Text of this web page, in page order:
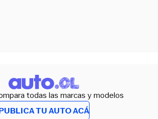
todas las marcas y modelos
TU AUTO ACÁ